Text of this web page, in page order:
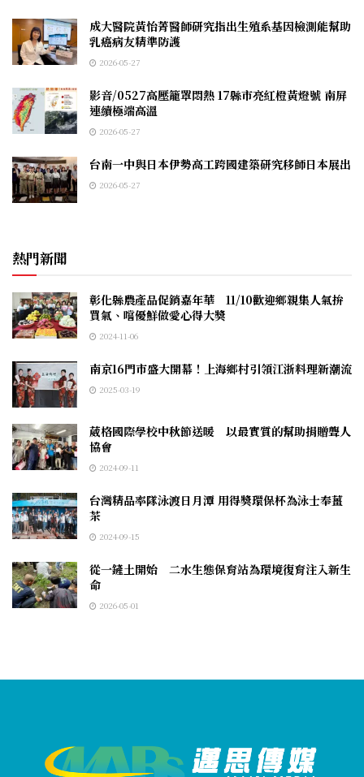
成大醫院黃怡菁醫師研究指出生殖系基因檢測能幫助
乳癌病友精準防護
2026-05-27
影音/0527高壓籠罩悶熱 17縣市亮紅橙黃燈號 南屏
連續極端高溫
2026-05-27
台南一中與日本伊勢高工跨國建築研究移師日本展出
2026-05-27
熱門新聞
彰化縣農產品促銷嘉年華 11/10歡迎鄉親集人氣拚
買氣、嚐優鮮做愛心得大獎
2024-11-06
南京16門市盛大開幕！上海鄉村引領江浙料理新潮流
2025-03-19
葳格國際學校中秋節送暖 以最實質的幫助捐贈聾人
協會
2024-09-11
台灣精品率隊泳渡日月潭 用得獎環保杯為泳士奉薑
茶
2024-09-15
從一鏟土開始 二水生態保育站為環境復育注入新生
命
2026-05-01